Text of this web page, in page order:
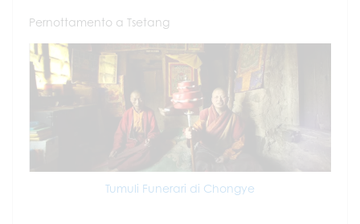
Pernottamento a Tsetang
Tumuli Funerari di Chongye